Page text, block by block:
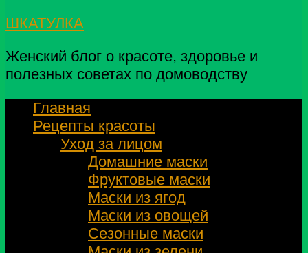
ШКАТУЛКА
Женский блог о красоте, здоровье и
полезных советах по домоводству
Главная
Рецепты красоты
Уход за лицом
Домашние маски
Фруктовые маски
Маски из ягод
Маски из овощей
Сезонные маски